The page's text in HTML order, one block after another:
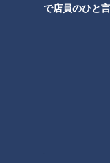
で店員のひと
マスター：私は、ヘ
鍋」と呼んでいま
（1人前1，800円税